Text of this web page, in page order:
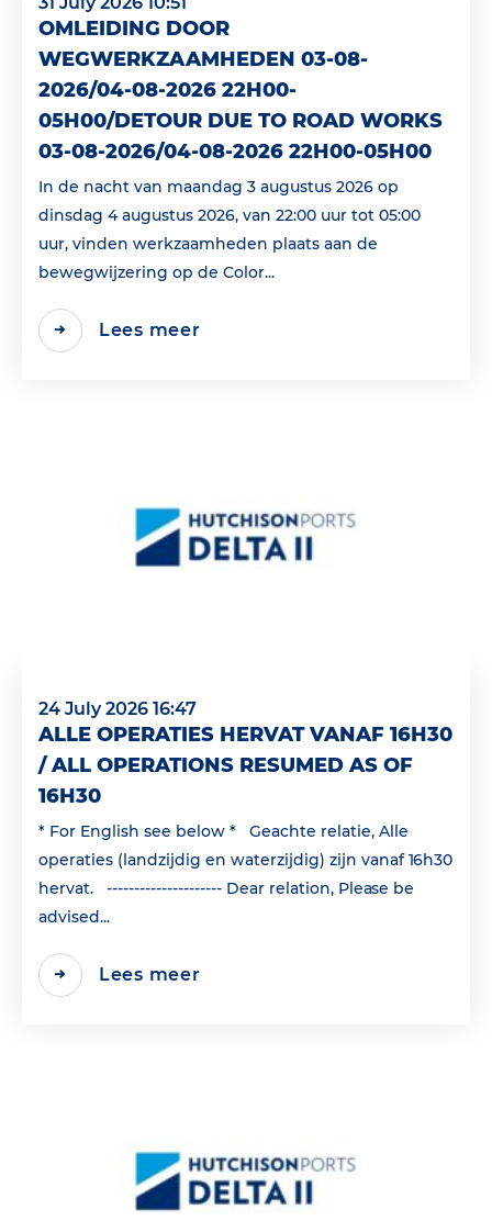
OMLEIDING DOOR
WEGWERKZAAMHEDEN 03-08-
2026/04-08-2026 22H00-
05H00/DETOUR DUE TO ROAD WORKS
03-08-2026/04-08-2026 22H00-05H00
In de nacht van maandag 3 augustus 2026 op
dinsdag 4 augustus 2026, van 22:00 uur tot 05:00
uur, vinden werkzaamheden plaats aan de
bewegwijzering op de Color...
Lees meer
24 July 2026 16:47
ALLE OPERATIES HERVAT VANAF 16H30
/ ALL OPERATIONS RESUMED AS OF
16H30
* For English see below * Geachte relatie, Alle
operaties (landzijdig en waterzijdig) zijn vanaf 16h30
hervat. --------------------- Dear relation, Please be
advised...
Lees meer